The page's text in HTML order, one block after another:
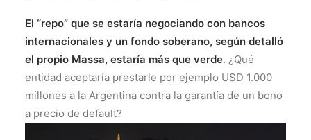
El “repo” que se estaría negociando con bancos
internacionales y un fondo soberano, según detalló
el propio Massa, estaría más que verde. ¿Qué
entidad aceptaría prestarle por ejemplo USD 1.000
millones a la Argentina contra la garantía de un bono
a precio de default?